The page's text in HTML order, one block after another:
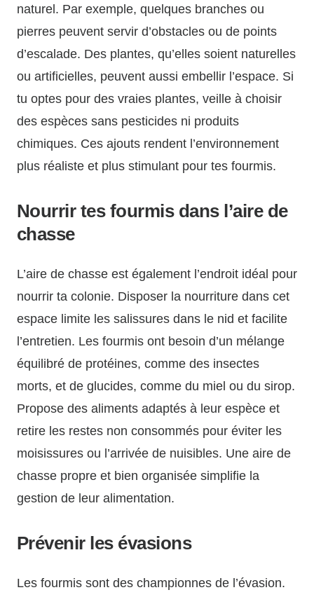
naturel. Par exemple, quelques branches ou
pierres peuvent servir d’obstacles ou de points
d’escalade. Des plantes, qu’elles soient naturelles
ou artificielles, peuvent aussi embellir l’espace. Si
tu optes pour des vraies plantes, veille à choisir
des espèces sans pesticides ni produits
chimiques. Ces ajouts rendent l’environnement
plus réaliste et plus stimulant pour tes fourmis.
Nourrir tes fourmis dans l’aire de
chasse
L’aire de chasse est également l’endroit idéal pour
nourrir ta colonie. Disposer la nourriture dans cet
espace limite les salissures dans le nid et facilite
l’entretien. Les fourmis ont besoin d’un mélange
équilibré de protéines, comme des insectes
morts, et de glucides, comme du miel ou du sirop.
Propose des aliments adaptés à leur espèce et
retire les restes non consommés pour éviter les
moisissures ou l’arrivée de nuisibles. Une aire de
chasse propre et bien organisée simplifie la
gestion de leur alimentation.
Prévenir les évasions
Les fourmis sont des championnes de l’évasion.